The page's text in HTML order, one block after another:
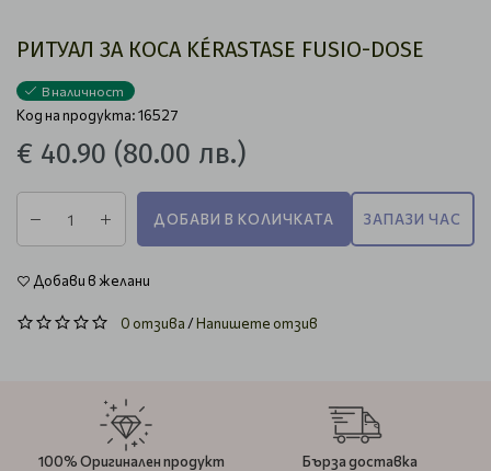
РИТУАЛ ЗА КОСА KÉRASTASE FUSIO-DOSЕ
В наличност
Код на продукта: 16527
€ 40.90 (80.00 лв.)
ДОБАВИ В КОЛИЧКАТА ЗАПАЗИ ЧАС
Добави в желани
0 отзива/Напишете отзив
100% Оригинален продукт Бърза доставка